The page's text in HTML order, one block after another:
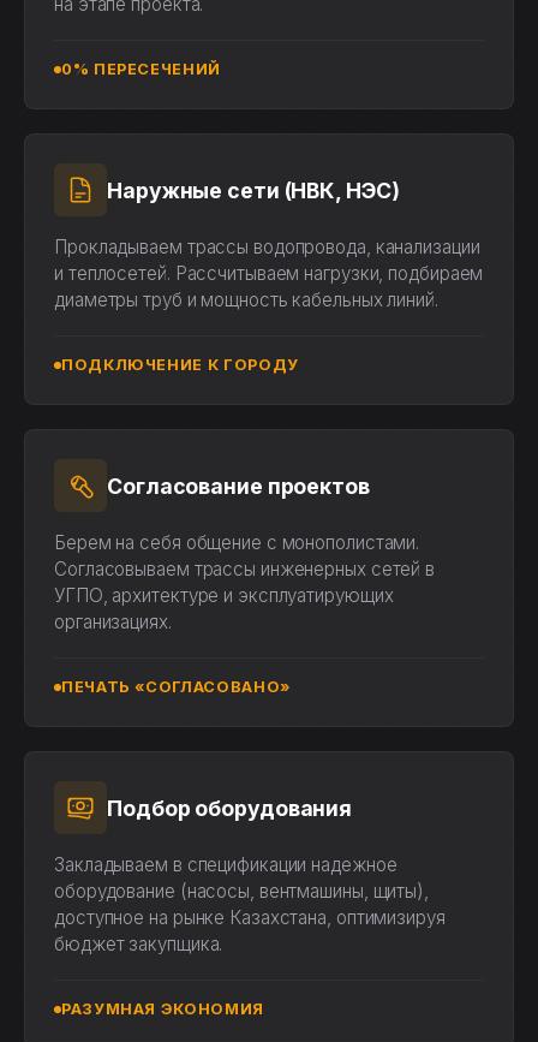
0% ПЕРЕСЕЧЕНИЙ
Наружные сети (НВК, НЭС)
Прокладываем трассы водопровода, канализации
и теплосетей. Рассчитываем нагрузки, подбираем
диаметры труб и мощность кабельных линий.
ПОДКЛЮЧЕНИЕ К ГОРОДУ
Согласование проектов
Берем на себя общение с монополистами.
Согласовываем трассы инженерных сетей в
УГПО, архитектуре и эксплуатирующих
организациях.
ПЕЧАТЬ «СОГЛАСОВАНО»
Подбор оборудования
Закладываем в спецификации надежное
оборудование (насосы, вентмашины, щиты),
доступное на рынке Казахстана, оптимизируя
бюджет закупщика.
РАЗУМНАЯ ЭКОНОМИЯ